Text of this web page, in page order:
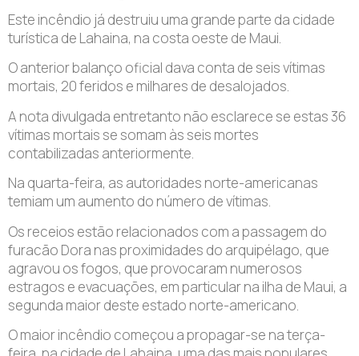
Este incêndio já destruiu uma grande parte da cidade
turística de Lahaina, na costa oeste de Maui.
O anterior balanço oficial dava conta de seis vítimas
mortais, 20 feridos e milhares de desalojados.
A nota divulgada entretanto não esclarece se estas 36
vítimas mortais se somam às seis mortes
contabilizadas anteriormente.
Na quarta-feira, as autoridades norte-americanas
temiam um aumento do número de vítimas.
Os receios estão relacionados com a passagem do
furacão Dora nas proximidades do arquipélago, que
agravou os fogos, que provocaram numerosos
estragos e evacuações, em particular na ilha de Maui, a
segunda maior deste estado norte-americano.
O maior incêndio começou a propagar-se na terça-